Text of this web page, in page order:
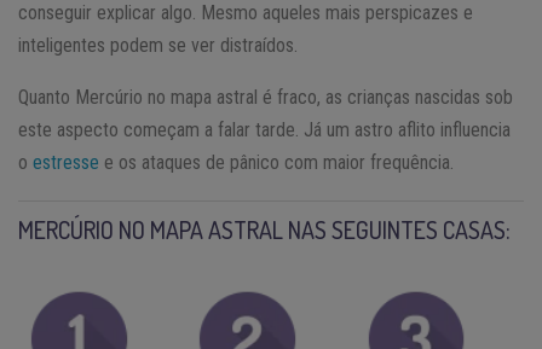
conseguir explicar algo. Mesmo aqueles mais perspicazes e
inteligentes podem se ver distraídos.
Quanto Mercúrio no mapa astral é fraco, as crianças nascidas sob
este aspecto começam a falar tarde. Já um astro aflito influencia
o estresse e os ataques de pânico com maior frequência.
MERCÚRIO NO MAPA ASTRAL NAS SEGUINTES CASAS: